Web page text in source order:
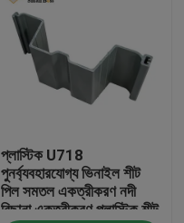
প্লাস্টিক U718
পুনর্ব্যবহারযোগ্য ভিনাইল শীট
পিল সমতল একত্রীকরণ নদী
বিছানা একত্রীকরণ প্লাস্টিক শীট